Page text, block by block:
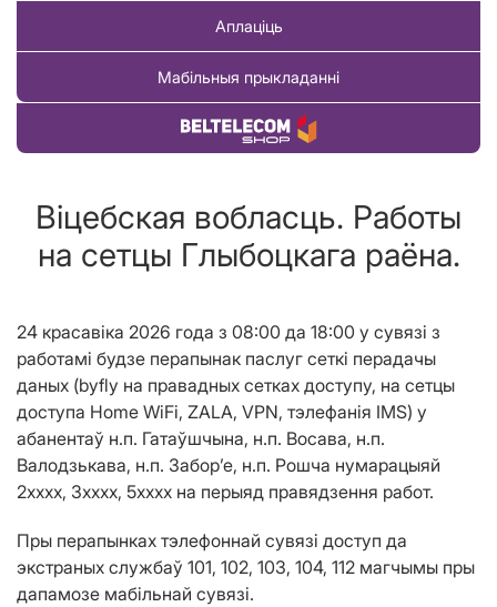
Аплаціць
Мабільныя прыкладанні
Купіць тавар
Віцебская вобласць. Работы
на сетцы Глыбоцкага раёна.
24 красавіка 2026 года з 08:00 да 18:00 у сувязі з
работамі будзе перапынак паслуг сеткі перадачы
даных (byfly на правадных сетках доступу, на сетцы
доступа Home WiFi, ZALA, VPN, тэлефанiя IMS) у
абанентаў н.п. Гатаўшчына, н.п. Восава, н.п.
Валодзькава, н.п. Забор’е, н.п. Рошча нумарацыяй
2хххх, 3xxxx, 5хххх на перыяд правядзення работ.
Пры перапынках тэлефоннай сувязі доступ да
экстраных службаў 101, 102, 103, 104, 112 магчымы пры
дапамозе мабільнай сувязі.